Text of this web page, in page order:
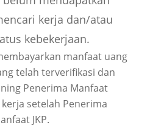
kerja dan/atau
kebekerjaan.
manfaat uang
telah terverifikasi dan
Penerima Manfaat
setelah Penerima
JKP.